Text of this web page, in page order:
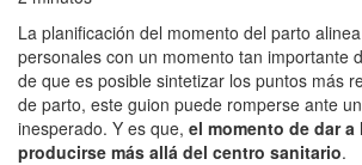
La planificación del momento del parto
personales con un momento tan importante
de que es posible sintetizar los puntos más
de parto, este guion puede romperse ante
inesperado. Y es que, el momento de dar a
producirse más allá del centro sanitario.